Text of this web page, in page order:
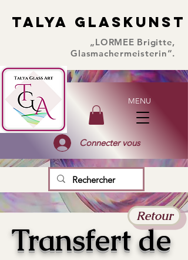
TALYA GLASKUNST
TALYA GLASKUNST
„LORMEE Brigitte,
Glasmachermeisterin“.
MENU
Connecter vous
Transfert de
Retour